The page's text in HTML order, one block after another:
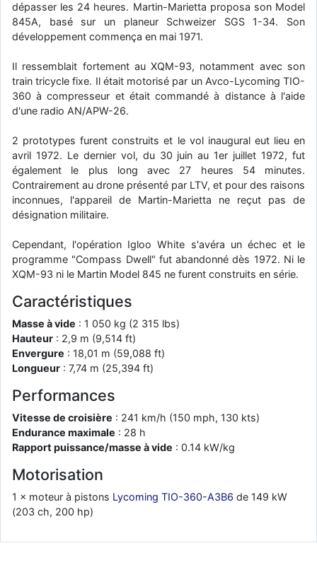
d9pouces
: C'est plutôt après le lycée, voire après une prépa
scientifique, tu as donc encore un peu de temps devant toi
passionnée par l'aviation militaire , pourrais je savoir que faire après
le lycée pour s'orienter et pouvoir devenir officier de l'armée de l'air?
d9pouces: lesquels, par exemple ?
les photo des anciens appareils de l'armée de l'air de la haute -volta
d9pouces: Ça me casse quand même bien les pieds, j’avoue
jericho : Pour moi tout est à nouveau OK dirait-on… Merci à toi.
d9pouces: En espérant n’avoir coupé les accessoires de personne
au passage !
un peu mieux
d9pouces : cette fois, c'est le Brésil et Singapour qui mettent le site
jericho: Ah ben je peux te confirmer que j'étais resté dans le filtre…
d9pouces : Désolé ! Mon filtrage a été un peu trop violent
manifestement
dépasser les 24 heures. Martin-Marietta proposa son Model
845A, basé sur un planeur Schweizer SGS 1-34. Son
développement commença en mai 1971.
Il ressemblait fortement au XQM-93, notamment avec son
train tricycle fixe. Il était motorisé par un Avco-Lycoming TIO-
360 à compresseur et était commandé à distance à l'aide
d'une radio AN/APW-26.
2 prototypes furent construits et le vol inaugural eut lieu en
avril 1972. Le dernier vol, du 30 juin au 1er juillet 1972, fut
également le plus long avec 27 heures 54 minutes.
Contrairement au drone présenté par LTV, et pour des raisons
inconnues, l'appareil de Martin-Marietta ne reçut pas de
désignation militaire.
Cependant, l'opération Igloo White s'avéra un échec et le
programme "Compass Dwell" fut abandonné dès 1972. Ni le
XQM-93 ni le Martin Model 845 ne furent construits en série.
Caractéristiques
Masse à vide : 1 050 kg (2 315 lbs)
Hauteur : 2,9 m (9,514 ft)
Envergure : 18,01 m (59,088 ft)
Longueur : 7,74 m (25,394 ft)
Performances
Vitesse de croisière : 241 km/h (150 mph, 130 kts)
Endurance maximale : 28 h
Rapport puissance/masse à vide : 0.14 kW/kg
Motorisation
1 × moteur à pistons Lycoming TIO-360-A3B6 de 149 kW
(203 ch, 200 hp)